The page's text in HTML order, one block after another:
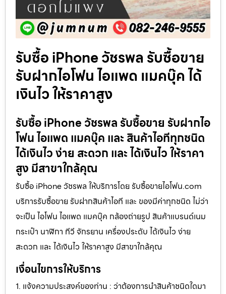
รับซื้อ iPhone วัชรพล รับซื้อขาย
รับฝากไอโฟน ไอแพด แมคบุ๊ค ได้
เงินไว ให้ราคาสูง
รับซื้อ iPhone วัชรพล รับซื้อขาย รับฝากไอ
โฟน ไอแพด แมคบุ๊ค และ สินค้าไอทีทุกชนิด
ได้เงินไว ง่าย สะดวก และ ได้เงินไว ให้ราคา
สูง มีสาขาใกล้คุณ
รับซื้อ iPhone วัชรพล ให้บริการโดย รับซื้อขายไอโฟน.com
บริการรับซื้อขาย รับฝากสินค้าไอที และ ของมีค่าทุกชนิด ไม่ว่า
จะเป็น ไอโฟน ไอแพด แมคบุ๊ค กล้องถ่ายรูป สินค้าแบรนด์เนม
กระเป๋า นาฬิกา ทีวี จักรยาน เครื่องประดับ ได้เงินไว ง่าย
สะดวก และ ได้เงินไว ให้ราคาสูง มีสาขาใกล้คุณ
เงื่อนไขการให้บริการ
1. แจ้งความประสงค์ของท่าน : ว่าต้องการนำสินค้าชนิดใดมา